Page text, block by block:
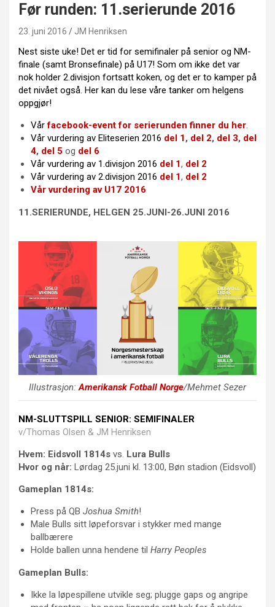
Før runden: 11.serierunde 2016
23. juni 2016 JM Henriksen
Nest siste uke! Det er tid for semifinaler på senior og NM-
finale (samt Bronsefinale) på U17! Som om ikke det var
nok holder 2.divisjon fortsatt koken, og det er to kamper på
det nivået også. Her kan du lese våre tanker om helgens
oppgjør!
Vår facebook-event for serierunden finner du her
Vår vurdering av Eliteserien 2016 del 1, del 2, del 3, del
4, del 5 og del 6
Vår vurdering av 1.divisjon 2016 del 1, del 2
Vår vurdering av 2.divisjon 2016 del 1, del 2
Vår vurdering av U17 2016
11.SERIERUNDE, HELGEN 25.JUNI-26.JUNI 2016
Illustrasjon:Amerikansk Fotball Norge/Mehmet Sezer
NM-SLUTTSPILL SENIOR: SEMIFINALER
v/Thomas Olsen & JM Henriksen
Hvem: Eidsvoll 1814s vs. Lura Bulls
Hvor og når: Lørdag 25.juni kl. 13:00, Bøn stadion (Eidsvoll)
Gameplan 1814s:
Press på QB Joshua Smith!
Male Bulls sitt løpeforsvar i stykker med mange
ballbærere
Holde ballen unna hendene til Harry Peoples
Gameplan Bulls:
Ikke la løpespillene utvikle seg; plugge gaps og angripe